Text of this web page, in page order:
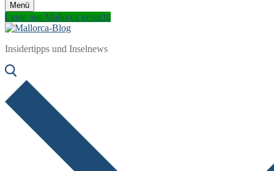
Menü
Leute aus Mallorca gesucht
Insidertipps und Inselnews